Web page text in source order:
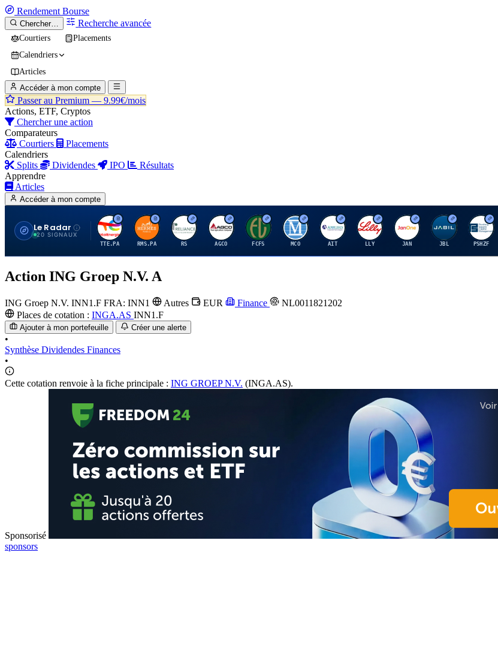
Rendement Bourse
Chercher… Recherche avancée
Courtiers
Placements
Calendriers
Articles
Accéder à mon compte
Passer au Premium — 9.99€/mois
Actions, ETF, Cryptos
Chercher une action
Comparateurs
Courtiers
Placements
Calendriers
Splits
Dividendes IPO
Résultats
Apprendre
Articles
Accéder à mon compte
Le Radar
20 SIGNAUX
T
TTE.PA
H
RMS.PA
R
RS
A
AGCO
F
FCFS
M
MCO
A
AIT
E
LLY
J
JAN
J
JBL
P
PSHZF
Action ING Groep N.V. A
ING Groep N.V. INN1.F FRA: INN1 Autres EUR Finance
NL0011821202
Places de cotation : INGA.AS INN1.F
Ajouter à mon portefeuille Créer une alerte
•
Synthèse Dividendes Finances
•
Cette cotation renvoie à la fiche principale : ING GROEP N.V. (INGA.AS).
Sponsorisé
sponsors